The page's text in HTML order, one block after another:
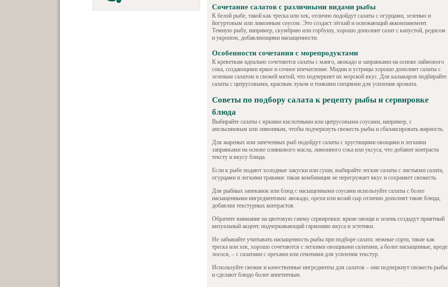
Сочетание салатов с различными видами рыбы
К белой рыбе, такой как треска или хек, отлично подойдут салаты с огурцами, зеленью и
йогуртовым или лимонным соусом. Это создаст лёгкий и освежающий аккомпанемент.
Темную рыбу, например, скумбрию или горбушу, хорошо дополнит салат с капустой, редисом
и укропом, добавляющими насыщенности.
Особенности сочетания с морепродуктами
К креветкам идеально сочетаются салаты с манго, авокадо и заправками на основе лаймового
сока, создающими яркое и сочное впечатление. Мидии и устрицы хорошо дополнят салаты с
зеленым салатом и свежей мятой, что подчеркнет их морской вкус. Для кальмаров подбирайте
салаты с цитрусовыми, красным луком и тонкими специями для усиления аромата.
Советы по подбору салата к рецепту рыбы и сервировке
блюда
Выбирайте салаты с яркими кислотными или цитрусовыми соусами, например, с
апельсиновым или лимонным, чтобы подчеркнуть свежесть рыбы и сбалансировать жирность.
Для жареных или запеченных рыб подойдут салаты с хрустящими овощами и легкими
заправками на основе оливкового масла, лимонного сока или уксуса, что добавит контраста
тексту и вкусу блюда.
Если к рыбе подают холодные закуски или суши, выбирайте легкие салаты с листьями салата,
огурцами и легкими травами: такая комбинация не перегружает вкус и сохраняет свежесть.
Для рыбных запеканок или блюд с насыщенными соусами используйте салаты с более
насыщенными ингредиентами: авокадо, орехи или козий сыр отлично дополнят такие блюда,
добавляя текстурных контрастов.
Обратите внимание на цветовую гамму сервировки: яркие овощи и зелень создадут приятный
визуальный акцент, подчеркивающий гармонию вкуса и эстетики.
Не забывайте учитывать насыщенность рыбы при подборе салата: нежные сорта, такие как
треска или хек, хорошо сочетаются с легкими овощными салатами, а более насыщенные, вроде
лосося, – с салатами с орехами или семенами для усиления текстур.
Используйте свежие и качественные ингредиенты для салатов – они подчеркнут свежесть рыбы
и сделают блюдо более аппетитным.